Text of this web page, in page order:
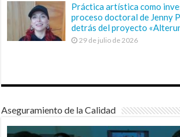
Práctica artística como
proceso doctoral de Jenny
detrás del proyecto
29 de julio de 2026
Aseguramiento de la Calidad